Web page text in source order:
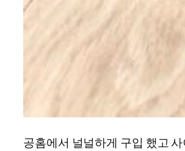
공홈에서 널널하게 구입 했고